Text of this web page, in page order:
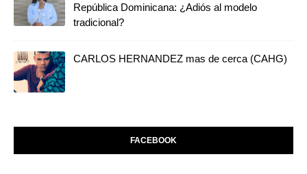
República Dominicana: ¿Adiós al modelo
tradicional?
CARLOS HERNANDEZ mas de cerca (CAHG)
FACEBOOK